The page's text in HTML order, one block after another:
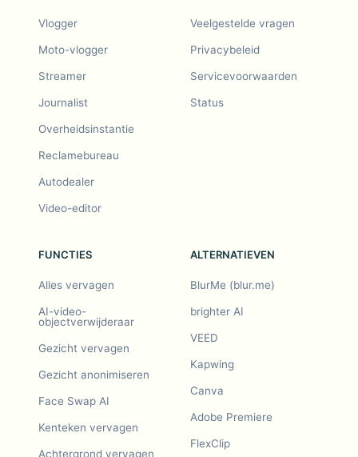
Vlogger
Moto-vlogger
Streamer
Journalist
Overheidsinstantie
Reclamebureau
Autodealer
Video-editor
Veelgestelde vragen
Privacybeleid
Servicevoorwaarden
Status
FUNCTIES
Alles vervagen
AI-video-
objectverwijderaar
Gezicht vervagen
Gezicht anonimiseren
Face Swap AI
Kenteken vervagen
Achtergrond vervagen
ALTERNATIEVEN
BlurMe (blur.me)
brighter AI
VEED
Kapwing
Canva
Adobe Premiere
FlexClip